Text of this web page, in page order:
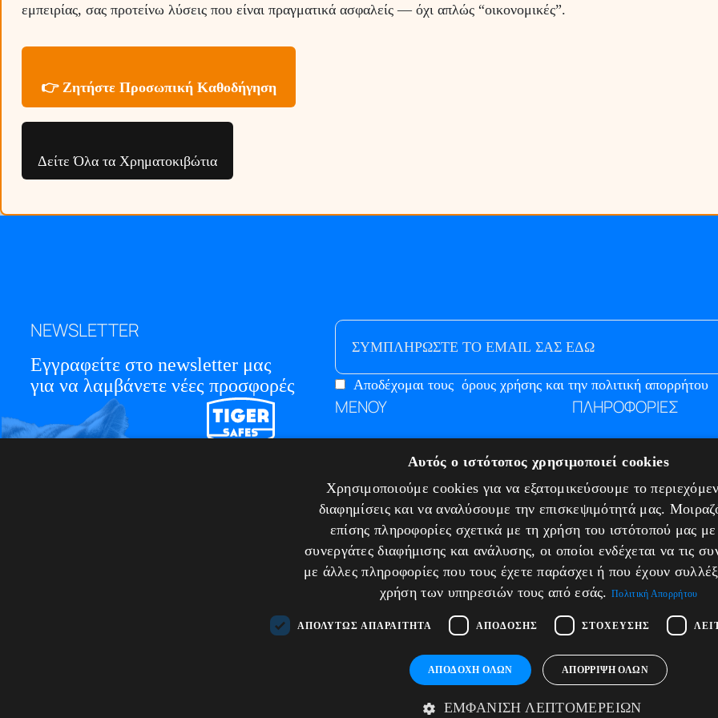
εμπειρίας, σας προτείνω λύσεις που είναι πραγματικά ασφαλείς — όχι απλώς “οικονομικές”.
👉 Ζητήστε Προσωπική Καθοδήγηση
Δείτε Όλα τα Χρηματοκιβώτια
NEWSLETTER
Εγγραφείτε στο newsletter μας
για να λαμβάνετε νέες προσφορές
Αποδέχομαι τουςόρους χρήσης και την πολιτική απορρήτου
ΜΕΝΟΥ
Επικοινωνία
ΠΛΗΡΟΦΟΡΙΕΣ
Πιστοποιήσεις
Πολιτική απορρήτου
Τρόποι πληρωμής
Πολιτική
Handcrafted with hard work and love by
Αυτός ο ιστότοπος χρησιμοποιεί cookies
Χρησιμοποιούμε cookies για να εξατομικεύσουμε το
διαφημίσεις και να αναλύσουμε την επισκεψιμότητά μας.
επίσης πληροφορίες σχετικά με τη χρήση του ιστότοπού μας
συνεργάτες διαφήμισης και ανάλυσης, οι οποίοι ενδέχεται να τις
με άλλες πληροφορίες που τους έχετε παράσχει ή που έχουν
χρήση των υπηρεσιών τους από εσάς.Πολιτική Απορρήτου
ΑΠΟΛΎΤΩΣ ΑΠΑΡΑΊΤΗΤΑ ΑΠΌΔΟΣΗΣ ΣΤΌΧΕΥΣΗΣ
ΑΠΟΔΟΧΉ ΌΛΩΝ ΑΠΌΡΡΙΨΗ ΌΛΩΝ
ΕΜΦΆΝΙΣΗ ΛΕΠΤΟΜΕΡΕΙΏΝ